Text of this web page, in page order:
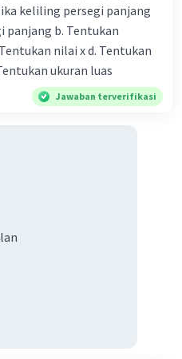
keliling persegi panjang
panjang b. Tentukan
nilai x d. Tentukan
ukuran luas
Jawaban terverifikasi